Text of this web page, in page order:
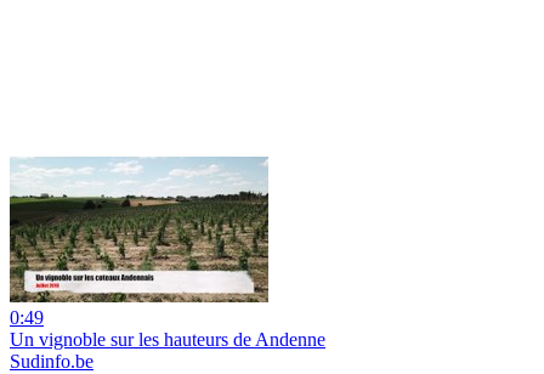
0:49
Un vignoble sur les hauteurs de Andenne
Sudinfo.be